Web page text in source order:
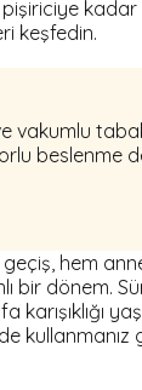
kadar
keşfedin.
vakumlu
beslenme
geçiş, hem
bir dönem.
kullanmanız